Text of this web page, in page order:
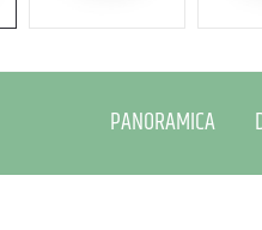
PANORAMICA